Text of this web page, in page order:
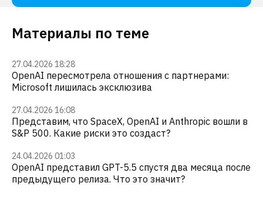
Материалы по теме
27.04.2026 18:28
OpenAI пересмотрела отношения с партнерами:
Microsoft лишилась эксклюзива
27.04.2026 16:08
Представим, что SpaceX, OpenAI и Anthropic вошли в
S&P 500. Какие риски это создаст?
24.04.2026 01:03
OpenAI представил GPT-5.5 спустя два месяца после
предыдущего релиза. Что это значит?